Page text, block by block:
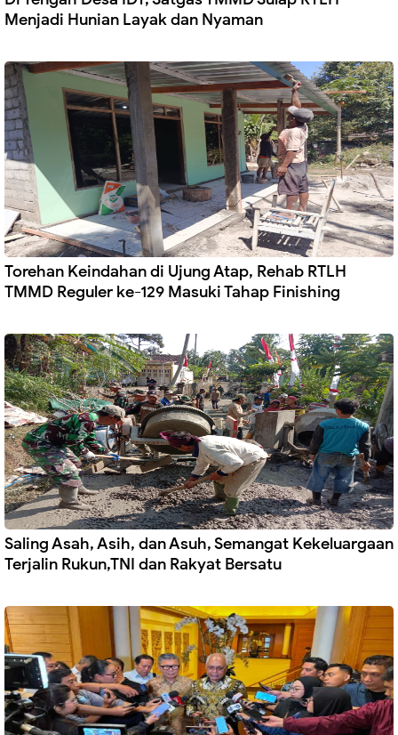
Menjadi Hunian Layak dan Nyaman
Torehan Keindahan di Ujung Atap, Rehab RTLH
TMMD Reguler ke-129 Masuki Tahap Finishing
Saling Asah, Asih, dan Asuh, Semangat Kekeluargaan
Terjalin Rukun,TNI dan Rakyat Bersatu